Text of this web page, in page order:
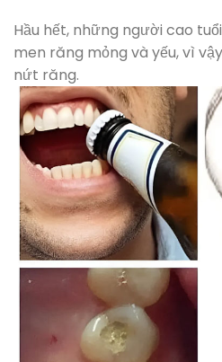
Hầu hết, những người cao
men răng mỏng và yếu, vì
nứt răng.